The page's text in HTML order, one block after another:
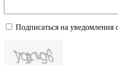
Подписаться на уведомления